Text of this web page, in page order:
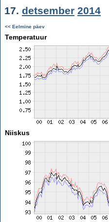
17. detsember 2014
<< Eelmine päev
Temperatuur
Niiskus